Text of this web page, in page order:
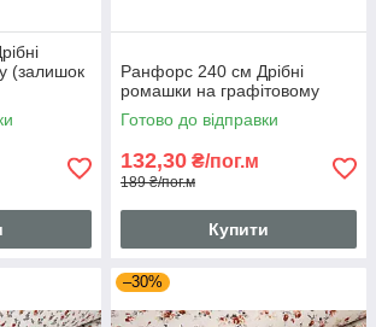
(залишок
Ранфорс 240 см Дрібні
ромашки на графітовому
Готово до відправки
132,30 ₴/пог.м
189 ₴/пог.м
Купити
–30%